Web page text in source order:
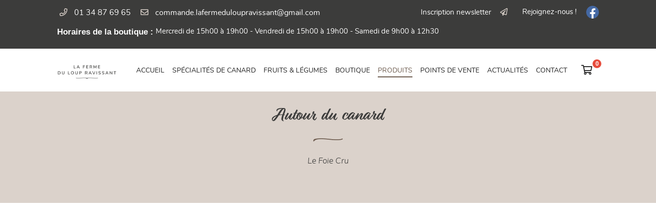
01 34 87 69 65 Inscription newsletter Rejoignez-nous !
Horaires de la boutique : Mercredi de 15h00 à 19h00 - Vendredi de 15h00 à 19h00 - Samedi de 9h00 à 12h30
ACCUEIL SPÉCIALITÉS DE CANARD FRUITS & LÉGUMES BOUTIQUE PRODUITS POINTS DE VENTE ACTUALITÉS CONTACT 
Voir notre sélection
78550 Bazainville
01 34 87 69 65
Autour du canard
Le Foie Cru